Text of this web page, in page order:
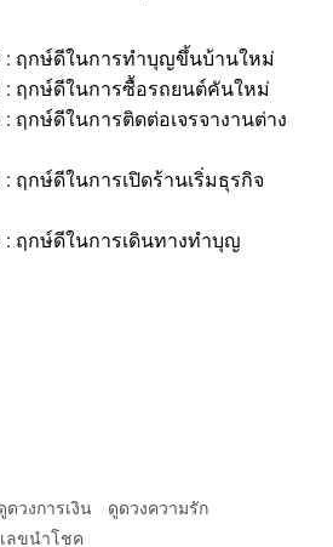
: ฤกษ์ดีในการทำบุญขึ้นบ้านใหม่
: ฤกษ์ดีในการซื้อรถยนต์คันใหม่
: ฤกษ์ดีในการติดต่อเจรจางานต่าง
: ฤกษ์ดีในการเปิดร้านเริ่มธุรกิจ
: ฤกษ์ดีในการเดินทางทำบุญ
ดวงการเงิน
ดูดวงความรัก
เลขนำโชค